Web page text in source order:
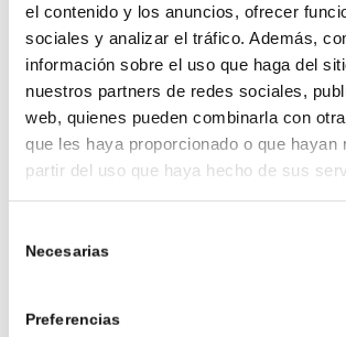
el contenido y los anuncios, ofrecer
sociales y analizar el tráfico. Además,
información sobre el uso que haga del
nuestros partners de redes sociales,
web, quienes pueden combinarla con
que les haya proporcionado o que hayan
partir del uso que haya hecho de sus
Necesarias
Preferencias
la pared, cuánto más céntricas
mejor). Los humidificadores,
mantener la humedad en equilibrio,
utilizados con aceites esenciales
aromas agradables. Otra opción son
catalíticas, que son un truco poco
muy eficaz. No solo perfuman el
que también purifican el aire,
bacterias y malos olores. Además,
zonas principales de la casa te